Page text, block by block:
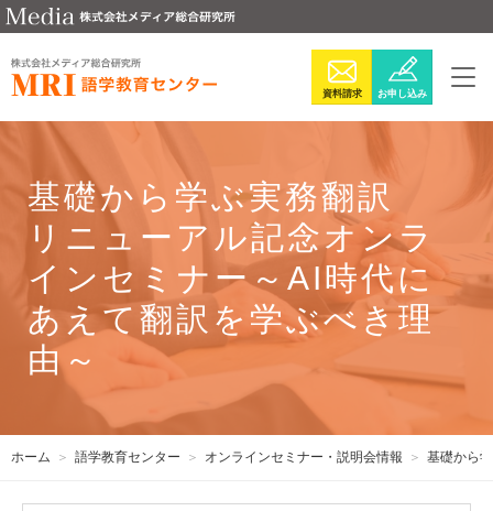
お申し込み
資料請求
基礎から学ぶ実務翻訳
リニューアル記念オンラ
インセミナー～AI時代に
あえて翻訳を学ぶべき理
由～
ホーム 語学教育センター オンラインセミナー・説明会情報 基礎から